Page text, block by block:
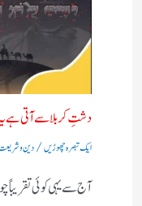
دشتِ کربلا سے آتی ہے
ایک تبصرہ چھوڑیں/دین و
آج سے یہی کوئی تقریباً